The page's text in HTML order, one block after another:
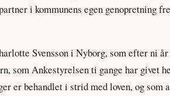
i kommunens egen genopretning
Svensson i Nyborg, som efter ni år
som Ankestyrelsen ti gange har givet
er behandlet i strid med loven, og som